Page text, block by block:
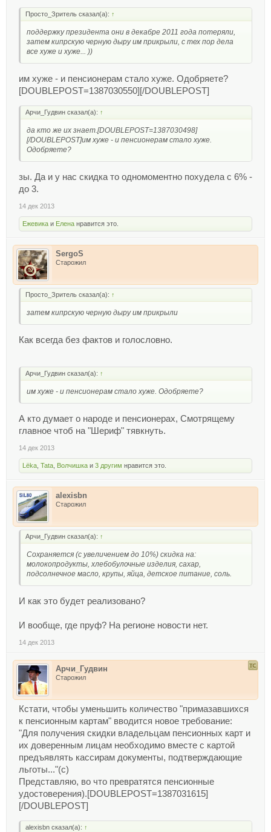
Просто_Зритель сказал(а): ↑
поддержку президента они в декабре 2011 года потеряли,
затем кипрскую черную дыру им прикрыли, с тех пор дела
все хуже и хуже... ))
им хуже - и пенсионерам стало хуже. Одобряете?
[DOUBLEPOST=1387030550][/DOUBLEPOST]
Арчи_Гудвин сказал(а): ↑
да кто же их знает.[DOUBLEPOST=1387030498]
[/DOUBLEPOST]им хуже - и пенсионерам стало хуже.
Одобряете?
зы. Да и у нас скидка то одномоментно похудела с 6% -
до 3.
14 дек 2013
Ежевика и Елена нравится это.
SergoS
Старожил
Просто_Зритель сказал(а): ↑
затем кипрскую черную дыру им прикрыли
Как всегда без фактов и голословно.
Арчи_Гудвин сказал(а): ↑
им хуже - и пенсионерам стало хуже. Одобряете?
А кто думает о народе и пенсионерах, Смотрящему
главное чтоб на "Шериф" тявкнуть.
14 дек 2013
Lёka Tata Волчишка и 3 другим нравится это.
alexisbn
Старожил
Арчи_Гудвин сказал(а): ↑
Сохраняется (с увеличением до 10%) скидка на:
молокопродукты, хлебобулочные изделия, сахар,
подсолнечное масло, крупы, яйца, детское питание, соль.
И как это будет реализовано?
И вообще, где пруф? На регионе новости нет.
14 дек 2013
Арчи_Гудвин
Старожил
Кстати, чтобы уменьшить количество "примазавшихся
к пенсионным картам" вводится новое требование:
"Для получения скидки владельцам пенсионных карт и
их доверенным лицам необходимо вместе с картой
предъявлять кассирам документы, подтверждающие
льготы..."(с)
Представляю, во что превратятся пенсионные
удостоверения).[DOUBLEPOST=1387031615]
[/DOUBLEPOST]
alexisbn сказал(а): ↑